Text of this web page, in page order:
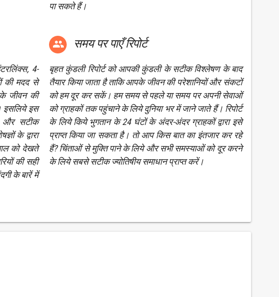
पा सकते हैं।
4-
की मदद से
जीवन की
इसलिये इस
और सटीक
के द्वारा
को देखते
की सही
के बारें में
 समय पर पाएँ रिपोर्ट
बृहत कुंडली रिपोर्ट को आपकी कुंडली के सटीक विश्लेषण के बाद
तैयार किया जाता है ताकि आपके जीवन की परेशानियों और संकटों
को हम दूर कर सकें। हम समय से पहले या समय पर अपनी सेवाओं
को ग्राहकों तक पहुंचाने के लिये दुनिया भर में जाने जाते हैं। रिपोर्ट
के लिये किये भुगतान के 24 घंटों के अंदर-अंदर ग्राहकों द्वारा इसे
प्राप्त किया जा सकता है। तो आप किस बात का इंतजार कर रहे
हैं? चिंताओं से मुक्ति पाने के लिये और सभी समस्याओं को दूर करने
के लिये सबसे सटीक ज्योतिषीय समाधान प्राप्त करें।